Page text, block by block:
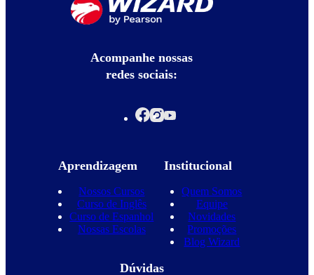
Acompanhe nossas
redes sociais:
Aprendizagem
Nossos Cursos
Curso de Inglês
Curso de Espanhol
Nossas Escolas
Institucional
Quem Somos
Equipe
Novidades
Promoções
Blog Wizard
Dúvidas